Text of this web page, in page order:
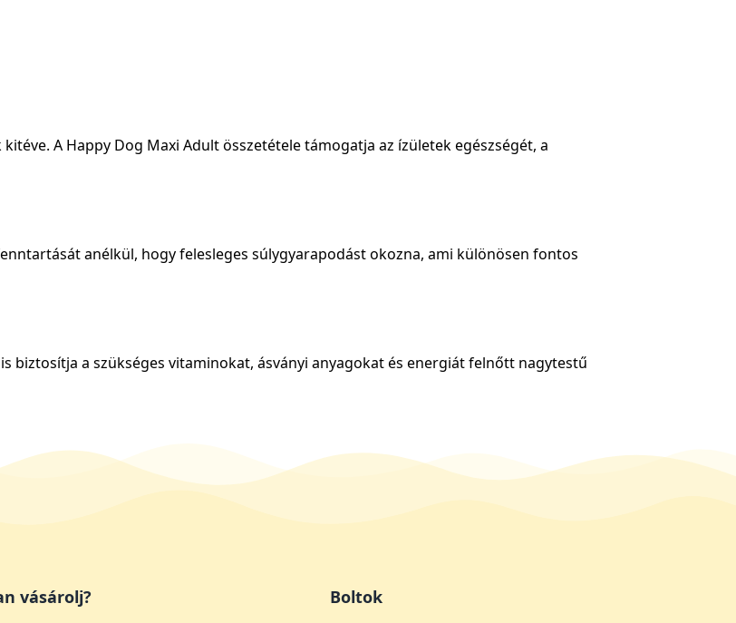
A Happy Dog Maxi Adult összetétele támogatja az ízületek egészségét, a
anélkül, hogy felesleges súlygyarapodást okozna, ami különösen fontos
biztosítja a szükséges vitaminokat, ásványi anyagokat és energiát felnőtt nagytestű
vásárolj? Boltok